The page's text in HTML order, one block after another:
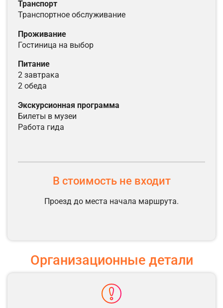
транспорт
транспортное обслуживание
проживание
гостиница на выбор
питание
2 завтрака
2 обеда
экскурсионная программа
билеты в музеи
работа гида
В стоимость не входит
Проезд до места начала маршрута.
Организационные детали